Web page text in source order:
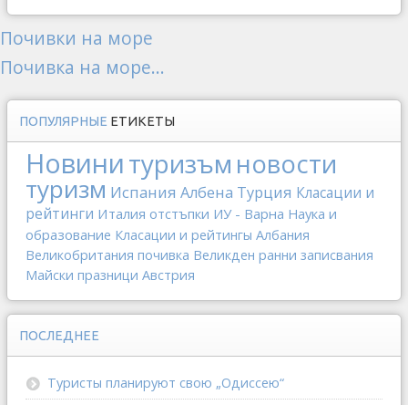
Почивки на море
Почивка на море...
ПОПУЛЯРНЫЕ ЕТИКЕТЫ
Новинитуризъм новости
туризм Испания Албена Турция Класации и
рейтинги Италия отстъпки ИУ - Варна Наука и
образование Класации и рейтингы Албания
Великобритания почивка Великден ранни записвания
Майски празници Австрия
ПОСЛЕДНЕЕ
Туристы планируют свою „Одиссею“